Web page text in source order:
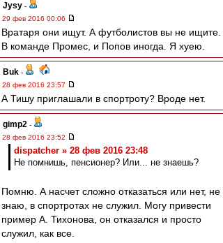
Jysy -
29 фев 2016 00:06
Вратаря они ищут. А футболистов вы не ищите.
В команде Промес, и Попов иногда. Я хуею.
Buk -
28 фев 2016 23:57
А Тишу приглашали в спортроту? Вроде нет.
gimp2 -
28 фев 2016 23:52
dispatcher » 28 фев 2016 23:48
Не помнишь, пенсионер? Или... не знаешь?
Помню. А насчет сложно отказаться или нет, не
знаю, в спортротах не служил. Могу привести
пример А. Тихонова, он отказался и просто
служил, как все.